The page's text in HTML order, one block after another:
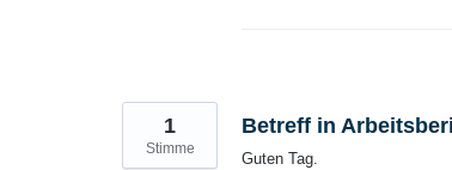
Betreff in
Guten Tag.
1
Stimme